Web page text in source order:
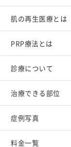
肌の再生医療とは
PRP療法とは
診療について
治療できる部位
症例写真
料金一覧